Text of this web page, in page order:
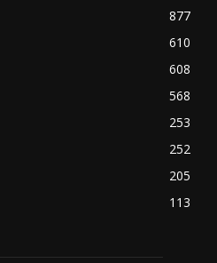
877
610
608
568
253
252
205
113